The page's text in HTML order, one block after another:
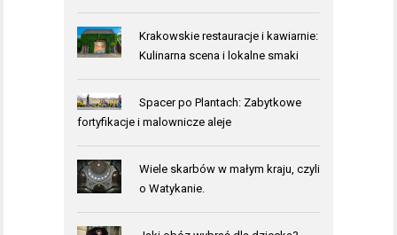
Krakowskie restauracje i kawiarnie:
Kulinarna scena i lokalne smaki
Spacer po Plantach: Zabytkowe
fortyfikacje i malownicze aleje
Wiele skarbów w małym kraju, czyli
o Watykanie.